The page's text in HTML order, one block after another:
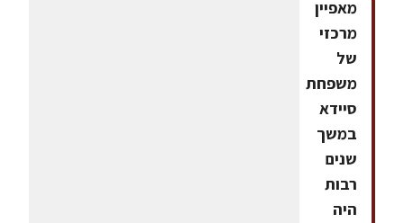
מאפיין
מרכזי
של
משפחת
סיידא
במשך
שנים
רבות
היה